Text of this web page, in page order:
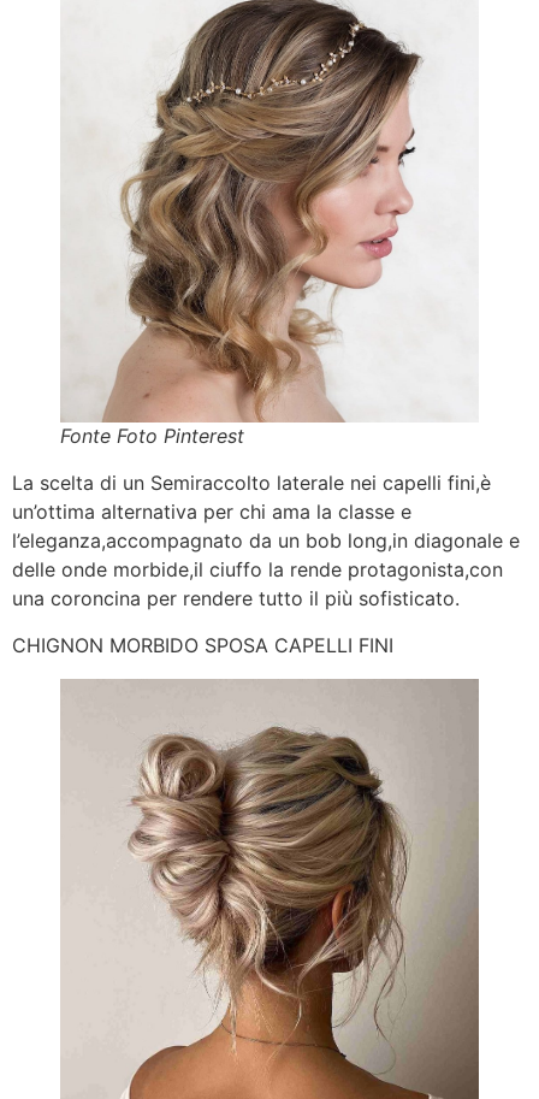
Fonte Foto Pinterest
La scelta di un Semiraccolto laterale nei capelli fini,è
un’ottima alternativa per chi ama la classe e
l’eleganza,accompagnato da un bob long,in diagonale e
delle onde morbide,il ciuffo la rende protagonista,con
una coroncina per rendere tutto il più sofisticato.
CHIGNON MORBIDO SPOSA CAPELLI FINI